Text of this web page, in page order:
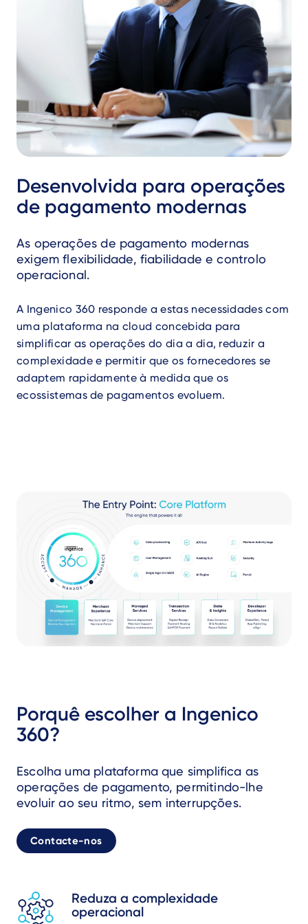
Desenvolvida para operações
de pagamento modernas
As operações de pagamento modernas
exigem flexibilidade, fiabilidade e controlo
operacional.
A Ingenico 360 responde a estas necessidades com
uma plataforma na cloud concebida para
simplificar as operações do dia a dia, reduzir a
complexidade e permitir que os fornecedores se
adaptem rapidamente à medida que os
ecossistemas de pagamentos evoluem.
Porquê escolher a Ingenico
360?
Escolha uma plataforma que simplifica as
operações de pagamento, permitindo-lhe
evoluir ao seu ritmo, sem interrupções.
Contacte-nos
Reduza a complexidade
operacional